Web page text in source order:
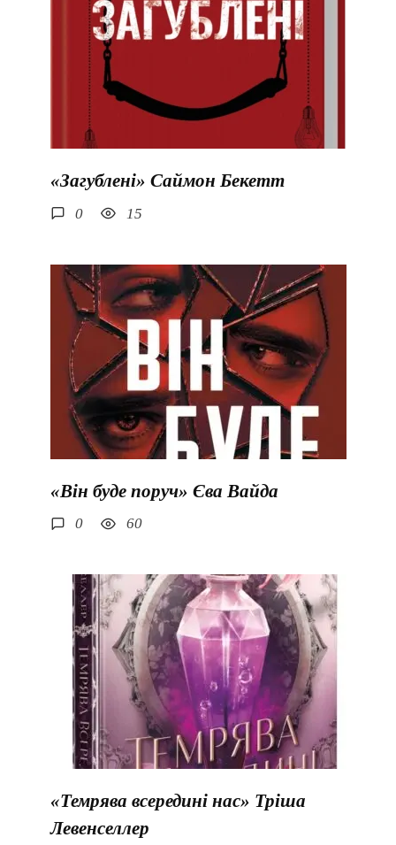
«Загублені» Саймон Бекетт
0 15
«Він буде поруч» Єва Вайда
0 60
«Темрява всередині нас» Тріша
Левенселлер